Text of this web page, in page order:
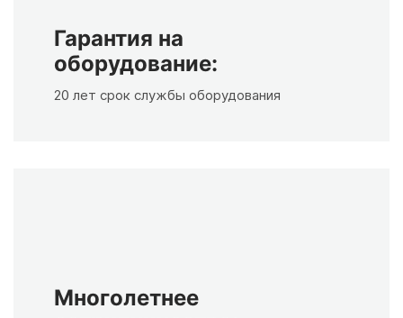
Гарантия на
оборудование:
20 лет срок службы оборудования
Многолетнее